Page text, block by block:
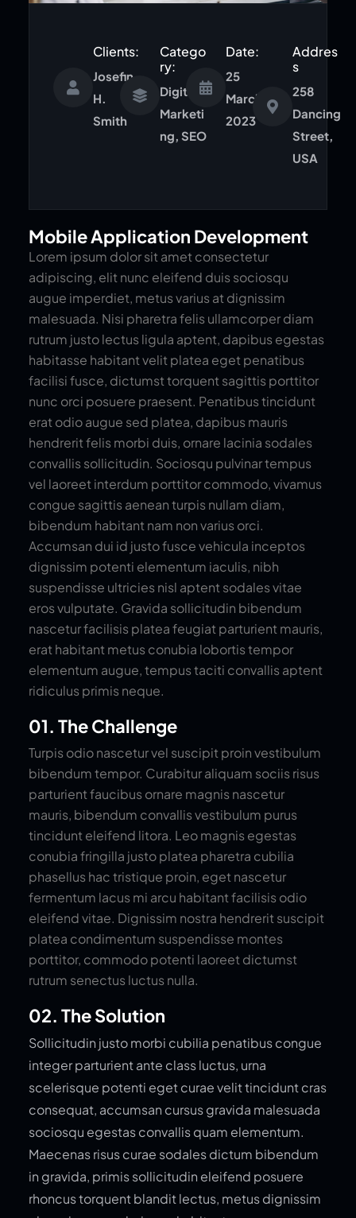
Clients:
Josefin
H.
Smith
Catego
ry:
Digital
Marketi
ng, SEO
Date:
25
March,
2023
Addres
s
258
Dancing
Street,
USA
Mobile Application Development
Lorem ipsum dolor sit amet consectetur
adipiscing, elit nunc eleifend duis sociosqu
augue imperdiet, metus varius at dignissim
malesuada. Nisi pharetra felis ullamcorper diam
rutrum justo lectus ligula aptent, dapibus egestas
habitasse habitant velit platea eget penatibus
facilisi fusce, dictumst torquent sagittis porttitor
nunc orci posuere praesent. Penatibus tincidunt
erat odio augue sed platea, dapibus mauris
hendrerit felis morbi duis, ornare lacinia sodales
convallis sollicitudin. Sociosqu pulvinar tempus
vel laoreet interdum porttitor commodo, vivamus
congue sagittis aenean turpis nullam diam,
bibendum habitant nam non varius orci.
Accumsan dui id justo fusce vehicula inceptos
dignissim potenti elementum iaculis, nibh
suspendisse ultricies nisl aptent sodales vitae
eros vulputate. Gravida sollicitudin bibendum
nascetur facilisis platea feugiat parturient mauris,
erat habitant metus conubia lobortis tempor
elementum augue, tempus taciti convallis aptent
ridiculus primis neque.
01. The Challenge
Turpis odio nascetur vel suscipit proin vestibulum
bibendum tempor. Curabitur aliquam sociis risus
parturient faucibus ornare magnis nascetur
mauris, bibendum convallis vestibulum purus
tincidunt eleifend litora. Leo magnis egestas
conubia fringilla justo platea pharetra cubilia
phasellus hac tristique proin, eget nascetur
fermentum lacus mi arcu habitant facilisis odio
eleifend vitae. Dignissim nostra hendrerit suscipit
platea condimentum suspendisse montes
porttitor, commodo potenti laoreet dictumst
rutrum senectus luctus nulla.
02. The Solution
Sollicitudin justo morbi cubilia penatibus congue
integer parturient ante class luctus, urna
scelerisque potenti eget curae velit tincidunt cras
consequat, accumsan cursus gravida malesuada
sociosqu egestas convallis quam elementum.
Maecenas risus curae sodales dictum bibendum
in gravida, primis sollicitudin eleifend posuere
rhoncus torquent blandit lectus, metus dignissim